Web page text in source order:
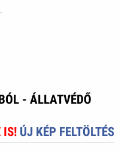
- ÁLLATVÉDŐ
IS! ÚJ KÉP FELTÖLTÉS